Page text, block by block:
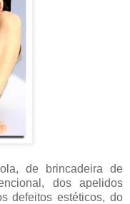
de brincadeira de
dos apelidos
defeitos estéticos, do